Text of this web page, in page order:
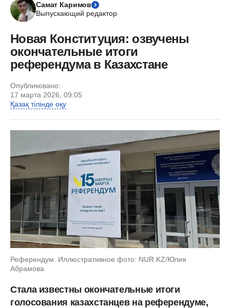
Самат Каримов
Выпускающий редактор
Новая Конституция: озвучены
окончательные итоги
референдума в Казахстане
Опубликовано:
17 марта 2026, 09:05
Қазақ тілінде оқу
Референдум. Иллюстративное фото: NUR.KZ/Юлия
Абрамова
Стала известны окончательные итоги
голосования казахстанцев на референдуме,